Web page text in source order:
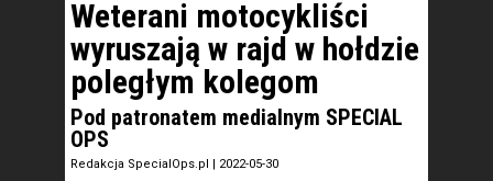
Weterani motocykliści
wyruszają w rajd w hołdzie
poległym kolegom
Pod patronatem medialnym SPECIAL
OPS
Redakcja SpecialOps.pl | 2022-05-30